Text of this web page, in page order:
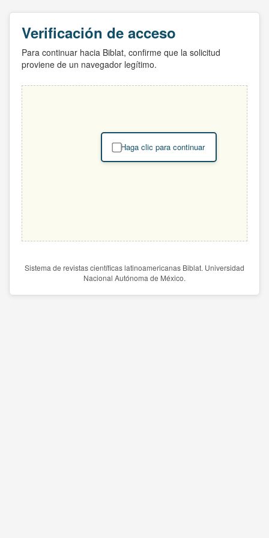
Verificación de acceso
Para continuar hacia Biblat, confirme que la solicitud
proviene de un navegador legítimo.
Haga clic para continuar
Sistema de revistas científicas latinoamericanas Biblat. Universidad
Nacional Autónoma de México.